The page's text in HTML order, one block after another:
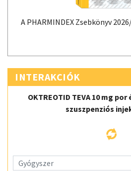
A PHARMINDEX Zsebkönyv
INTERAKCIÓK
OKTREOTID TEVA 10 mg
szuszpenziós